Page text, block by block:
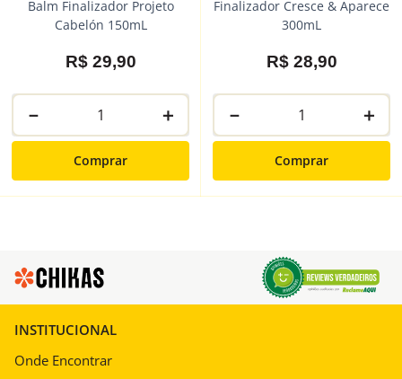
Balm Finalizador Projeto
Cabelón 150mL
R$ 29,90
＋
－
Comprar
Finalizador Cresce & Aparece
300mL
R$ 28,90
＋
－
Comprar
INSTITUCIONAL
Onde Encontrar